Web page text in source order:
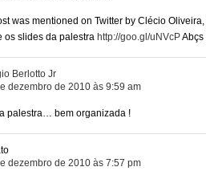
was mentioned on Twitter by Clécio
os slides da palestra http://goo.gl/uNVcP
Berlotto Jr
dezembro de 2010 às 9:59 am
palestra… bem organizada !
dezembro de 2010 às 7:57 pm